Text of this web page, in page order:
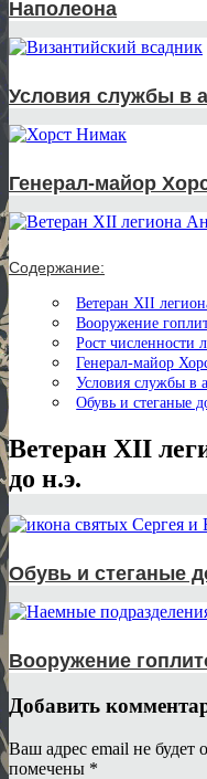
Наполеона
Условия службы в
Генерал-майор
Содержание:
Ветеран XII
Вооружение
Рост численности
Генерал-майор
Условия службы в
Обувь и стеганые
Ветеран XII
до н.э.
Обувь и стеганые
Вооружение
Добавить
Ваш адрес email не будет
помечены *